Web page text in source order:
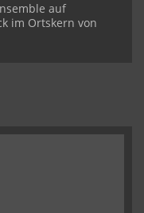
auf
im Ortskern von